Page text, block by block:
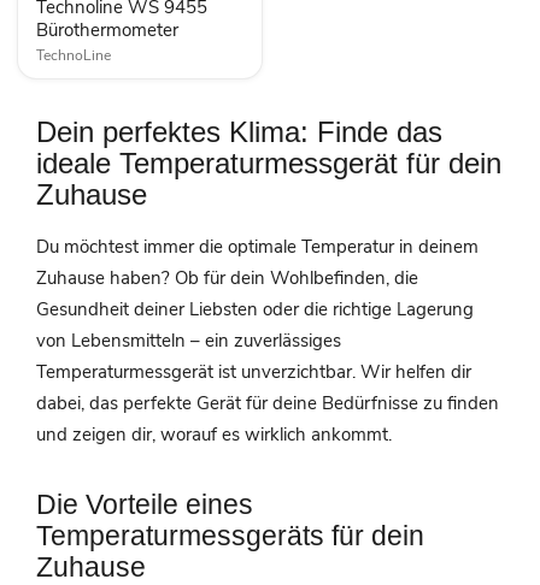
Technoline WS 9455
Bürothermometer
TechnoLine
Dein perfektes Klima: Finde das
ideale Temperaturmessgerät für dein
Zuhause
Du möchtest immer die optimale Temperatur in deinem
Zuhause haben? Ob für dein Wohlbefinden, die
Gesundheit deiner Liebsten oder die richtige Lagerung
von Lebensmitteln – ein zuverlässiges
Temperaturmessgerät ist unverzichtbar. Wir helfen dir
dabei, das perfekte Gerät für deine Bedürfnisse zu finden
und zeigen dir, worauf es wirklich ankommt.
Die Vorteile eines
Temperaturmessgeräts für dein
Zuhause